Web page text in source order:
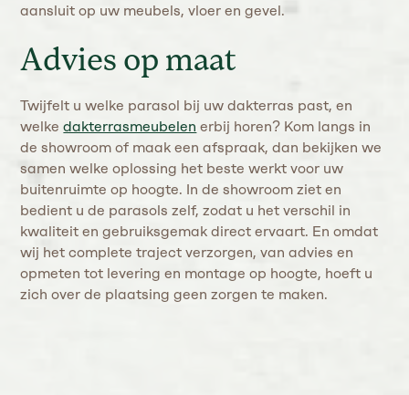
aansluit op uw meubels, vloer en gevel.
Advies op maat
Twijfelt u welke parasol bij uw dakterras past, en
welkedakterrasmeubelen erbij horen? Kom langs in
de showroom of maak een afspraak, dan bekijken we
samen welke oplossing het beste werkt voor uw
buitenruimte op hoogte. In de showroom ziet en
bedient u de parasols zelf, zodat u het verschil in
kwaliteit en gebruiksgemak direct ervaart. En omdat
wij het complete traject verzorgen, van advies en
opmeten tot levering en montage op hoogte, hoeft u
zich over de plaatsing geen zorgen te maken.